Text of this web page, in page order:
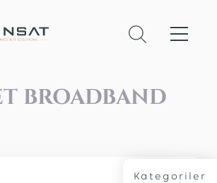
BROADBAND
Kategoriler